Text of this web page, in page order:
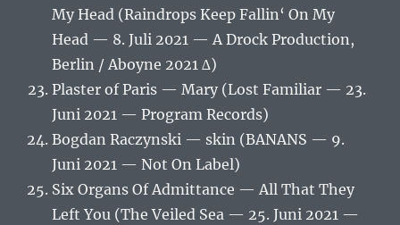
My Head (Raindrops Keep Fallin‘ On My
Head — 8. Juli 2021 — A Drock Production,
Berlin / Aboyne 2021 ∆)
Plaster of Paris — Mary (Lost Familiar — 23.
Juni 2021 — Program Records)
Bogdan Raczynski — skin (BANANS — 9.
Juni 2021 — Not On Label)
Six Organs Of Admittance — All That They
Left You (The Veiled Sea — 25. Juni 2021 —